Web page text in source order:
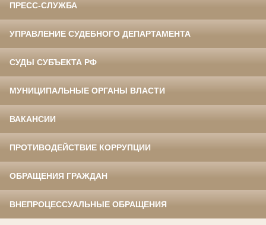
ПРЕСС-СЛУЖБА
УПРАВЛЕНИЕ СУДЕБНОГО ДЕПАРТАМЕНТА
СУДЫ СУБЪЕКТА РФ
МУНИЦИПАЛЬНЫЕ ОРГАНЫ ВЛАСТИ
ВАКАНСИИ
ПРОТИВОДЕЙСТВИЕ КОРРУПЦИИ
ОБРАЩЕНИЯ ГРАЖДАН
ВНЕПРОЦЕССУАЛЬНЫЕ ОБРАЩЕНИЯ